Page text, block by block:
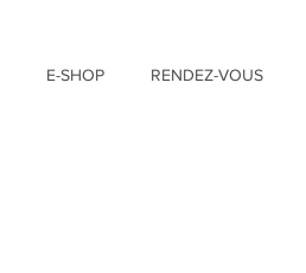
E-SHOP RENDEZ-VOUS